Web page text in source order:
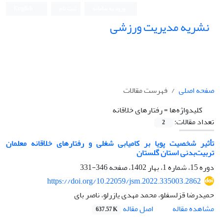
نشریه مدیریت ورزشی
صفحه اصلی
فهرست مقالات
کلیدواژه‌ها =رفتارهای خلاقانه
تعداد مقالات:
2
تأثیر شخصیت پویا بر کامیابی شغلی و رفتارهای خلاقانه معلمان
تربیت‌بدنی استان گلستان
دوره 15، شماره 1، بهار 1402، صفحه
346-331
https://doi.org/10.22059/jsm.2022.335003.2862
حمیدرضا قزلسفلو، محمد مهدی یازرلو، ناصر بای
مشاهده مقاله
اصل مقاله 637.57 K